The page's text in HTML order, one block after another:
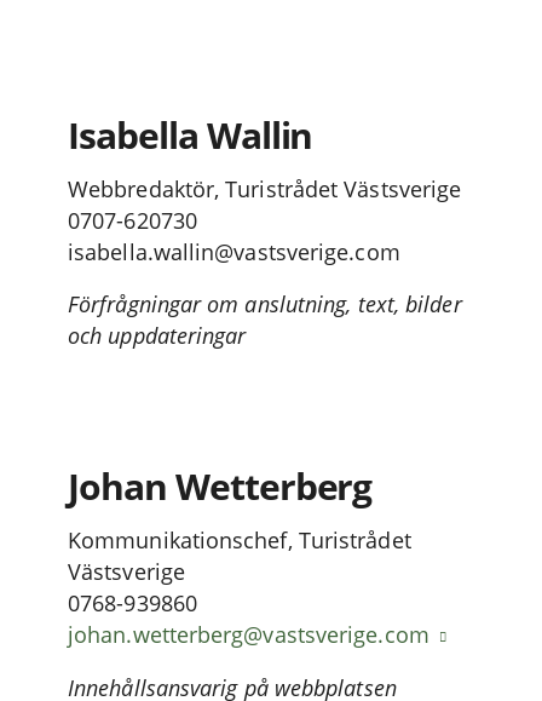
Isabella Wallin
Webbredaktör, Turistrådet Västsverige
0707-620730
isabella.wallin@vastsverige.com
Förfrågningar om anslutning, text, bilder
och uppdateringar
Johan Wetterberg
Kommunikationschef, Turistrådet
Västsverige
0768-939860
johan.wetterberg@vastsverige.com
Innehållsansvarig på webbplatsen